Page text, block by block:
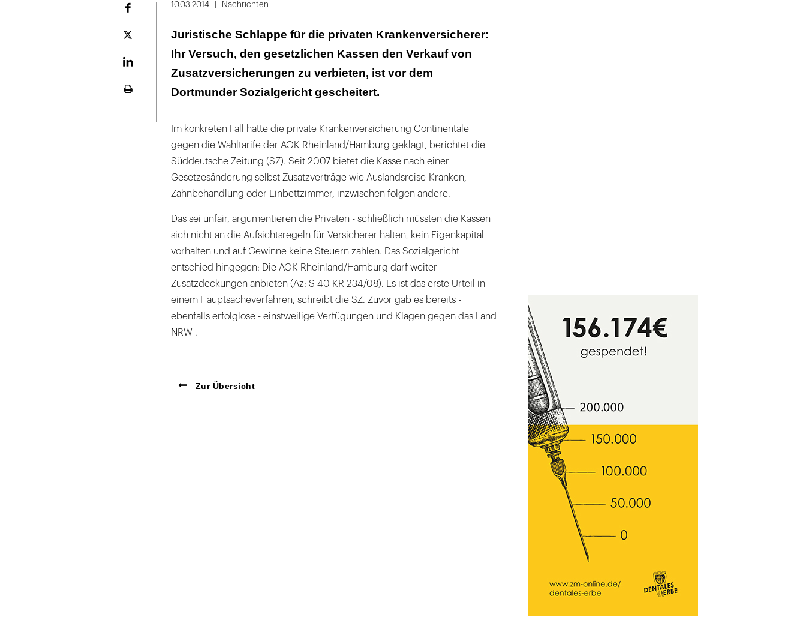
Plattform
10.03.2014 Nachrichten
Juristische Schlappe für die privaten Krankenversicherer:
Ihr Versuch, den gesetzlichen Kassen den Verkauf von
Zusatzversicherungen zu verbieten, ist vor dem
Dortmunder Sozialgericht gescheitert.
Im konkreten Fall hatte die private Krankenversicherung Continentale
gegen die Wahltarife der AOK Rheinland/Hamburg geklagt, berichtet die
Süddeutsche Zeitung (SZ). Seit 2007 bietet die Kasse nach einer
Gesetzesänderung selbst Zusatzverträge wie Auslandsreise-Kranken,
Zahnbehandlung oder Einbettzimmer, inzwischen folgen andere.
Das sei unfair, argumentieren die Privaten - schließlich müssten die Kassen
sich nicht an die Aufsichtsregeln für Versicherer halten, kein Eigenkapital
vorhalten und auf Gewinne keine Steuern zahlen. Das Sozialgericht
entschied hingegen: Die AOK Rheinland/Hamburg darf weiter
Zusatzdeckungen anbieten (Az: S 40 KR 234/08). Es ist das erste Urteil in
einem Hauptsacheverfahren, schreibt die SZ. Zuvor gab es bereits -
ebenfalls erfolglose - einstweilige Verfügungen und Klagen gegen das Land
NRW .
Zur Übersicht